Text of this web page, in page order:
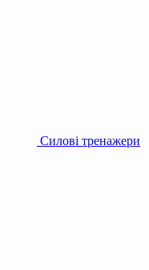
Силові тренажери